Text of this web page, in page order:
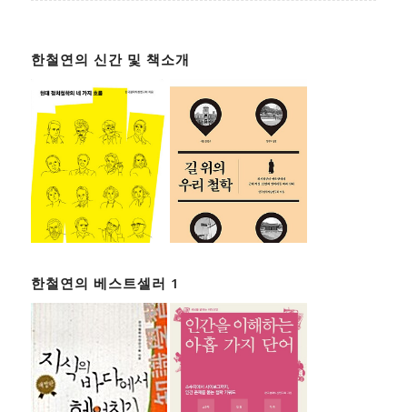
한철연의 신간 및 책소개
한철연의 베스트셀러 1